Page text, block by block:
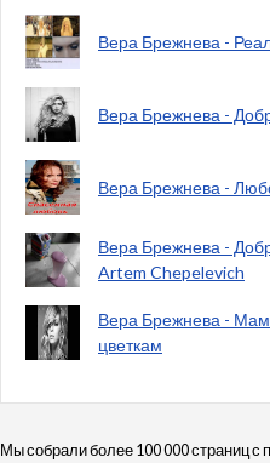
Вера Брежнева -
Вера Брежнева -
Вера Брежнева -
Вера Брежнева -
Artem Chepelevich
Вера Брежнева -
цветкам
Мы собрали более 100 000 страниц